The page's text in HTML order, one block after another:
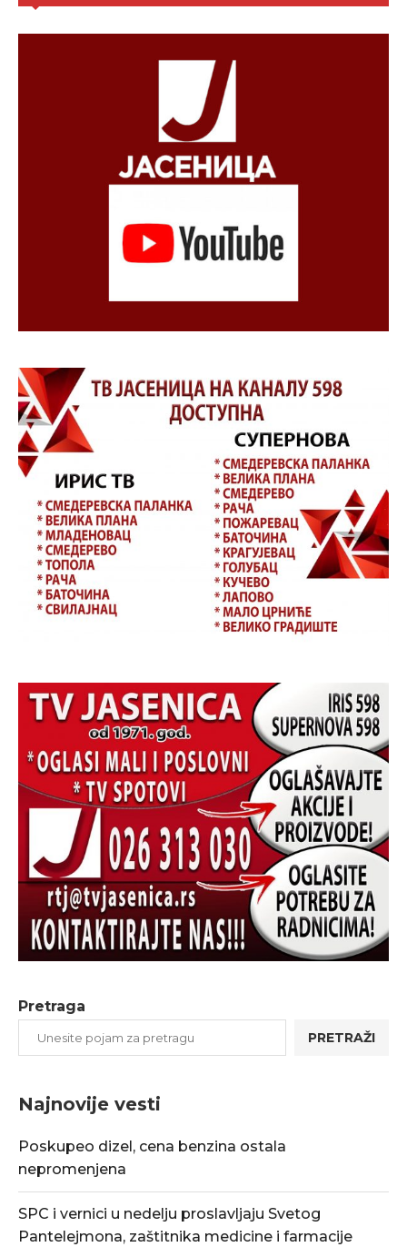
Pretraga
PRETRAŽI
Najnovije vesti
Poskupeo dizel, cena benzina ostala
nepromenjena
SPC i vernici u nedelju proslavljaju Svetog
Pantelejmona, zaštitnika medicine i farmacije